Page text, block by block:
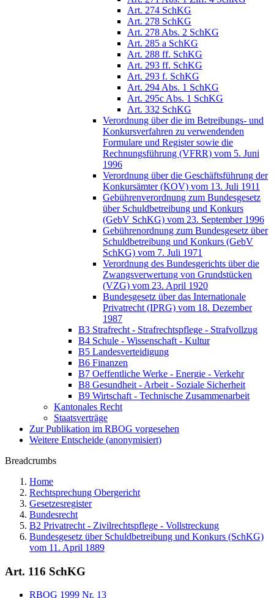
Art. 274 SchKG
Art. 278 SchKG
Art. 278 Abs. 2 SchKG
Art. 285 a SchKG
Art. 288 ff. SchKG
Art. 293 ff. SchKG
Art. 293 f. SchKG
Art. 294 Abs. 1 SchKG
Art. 295c Abs. 1 SchKG
Art. 332 SchKG
Verordnung über die im Betreibungs- und
Konkursverfahren zu verwendenden
Formulare und Register sowie die
Rechnungsführung (VFRR) vom 5. Juni
1996
Verordnung über die Geschäftsführung der
Konkursämter (KOV) vom 13. Juli 1911
Gebührenverordnung zum Bundesgesetz
über Schuldbetreibung und Konkurs
(GebV SchKG) vom 23. September 1996
Gebührenordnung zum Bundesgesetz über
Schuldbetreibung und Konkurs (GebV
SchKG) vom 7. Juli 1971
Verordnung des Bundesgerichts über die
Zwangsverwertung von Grundstücken
(VZG) vom 23. April 1920
Bundesgesetz über das Internationale
Privatrecht (IPRG) vom 18. Dezember
1987
B3 Strafrecht - Strafrechtspflege - Strafvollzug
B4 Schule - Wissenschaft - Kultur
B5 Landesverteidigung
B6 Finanzen
B7 Oeffentliche Werke - Energie - Verkehr
B8 Gesundheit - Arbeit - Soziale Sicherheit
B9 Wirtschaft - Technische Zusammenarbeit
Kantonales Recht
Staatsverträge
Zur Publikation im RBOG vorgesehen
Weitere Entscheide (anonymisiert)
Breadcrumbs
Home
Rechtsprechung Obergericht
Gesetzesregister
Bundesrecht
B2 Privatrecht - Zivilrechtspflege - Vollstreckung
Bundesgesetz über Schuldbetreibung und Konkurs (SchKG)
vom 11. April 1889
Art. 116 SchKG
RBOG 1999 Nr. 13